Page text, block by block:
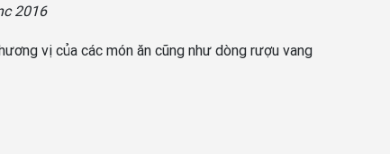
2016
vị của các món ăn cũng như dòng rượu vang